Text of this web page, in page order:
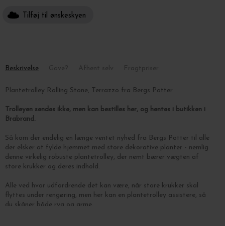
Tilføj til ønskeskyen
Beskrivelse
Plantetrolley Rolling Stone, Terrazzo fra Bergs Potter
Trolleyen sendes ikke, men kan bestilles her, og hentes i butikken i
Brabrand.
Så kom der endelig en længe ventet nyhed fra Bergs Potter til alle
der elsker at fylde hjemmet med store dekorative planter - nemlig
denne virkelig robuste plantetrolley, der nemt bærer vægten af
store krukker og deres indhold.
Alle ved hvor udfordrende det kan være, når store krukker skal
flyttes under rengøring, men her kan en plantetrolley assistere, så
du skåner både ryg og arme.